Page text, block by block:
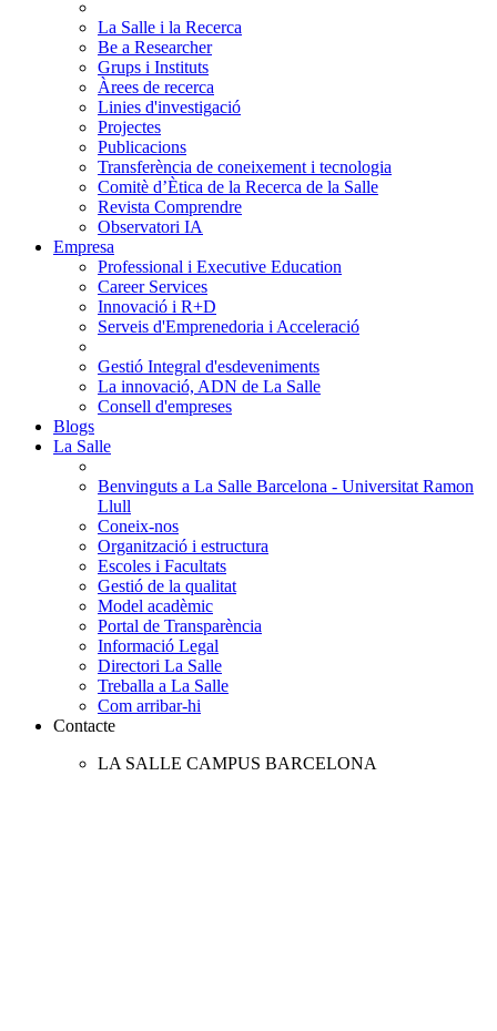
La Salle i la Recerca
Be a Researcher
Grups i Instituts
Àrees de recerca
Linies d'investigació
Projectes
Publicacions
Transferència de coneixement i tecnologia
Comitè d’Ètica de la Recerca de la Salle
Revista Comprendre
Observatori IA
Empresa
Professional i Executive Education
Career Services
Innovació i R+D
Serveis d'Emprenedoria i Acceleració
Gestió Integral d'esdeveniments
La innovació, ADN de La Salle
Consell d'empreses
Blogs
La Salle
Benvinguts a La Salle Barcelona - Universitat Ramon
Llull
Coneix-nos
Organització i estructura
Escoles i Facultats
Gestió de la qualitat
Model acadèmic
Portal de Transparència
Informació Legal
Directori La Salle
Treballa a La Salle
Com arribar-hi
Contacte
LA SALLE CAMPUS BARCELONA